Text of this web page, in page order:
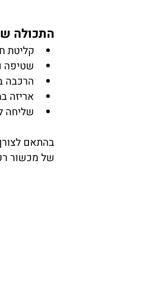
התכולה
קליטת
שטיפה
הרכבה
אריזה
שליחה
בהתאם
של מכשור